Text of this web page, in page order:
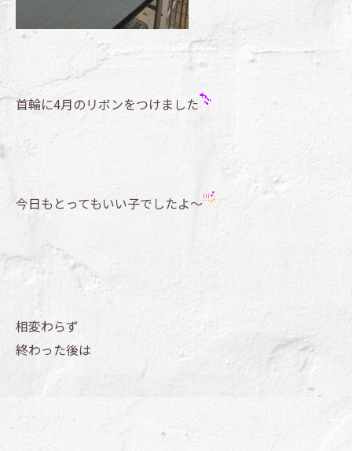
首輪に4月のリボンをつけました
今日もとってもいい子でしたよ～
相変わらず
終わった後は